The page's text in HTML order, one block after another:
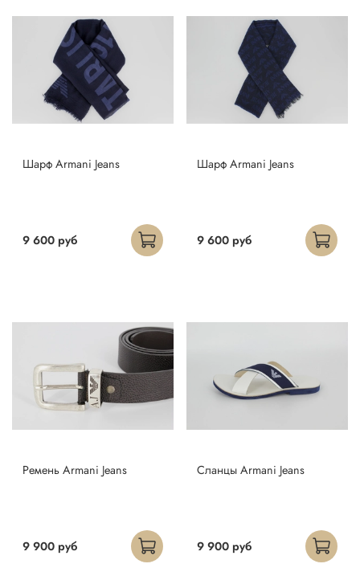
Шарф Armani Jeans
9 600 руб
Шарф Armani Jeans
9 600 руб
Ремень Armani Jeans
9 900 руб
Сланцы Armani Jeans
9 900 руб